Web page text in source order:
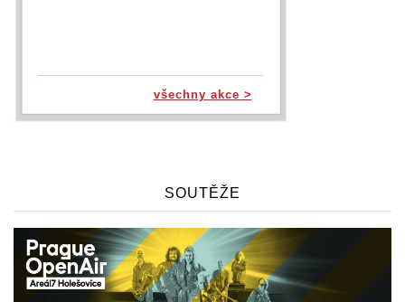
všechny akce >
SOUTĚŽE